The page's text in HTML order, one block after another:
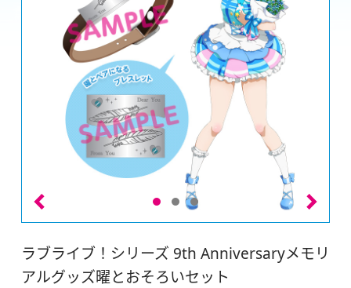
ラブライブ！シリーズ 9th Anniversaryメモリ
アルグッズ曜とおそろいセット